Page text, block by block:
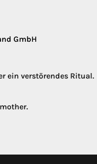
GmbH
ein verstörendes Ritual.